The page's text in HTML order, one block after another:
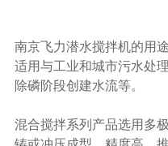
南京飞力潜水搅拌机的用途
适用与工业和城市污水处
除磷阶段创建水流等。
混合搅拌系列产品选用多